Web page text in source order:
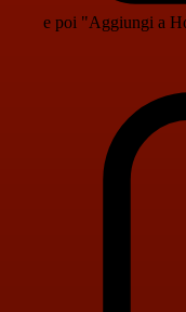
e poi "Aggiungi a